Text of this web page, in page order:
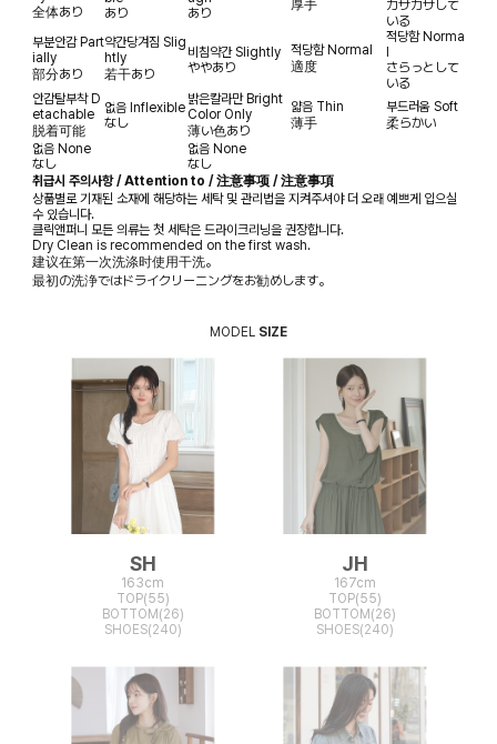
全体あり
あり
あり
厚手
カサカサして
いる
부분안감 Part
ially
部分あり
약간당겨짐 Slig
htly
若干あり
비침약간Slightly
ややあり
적당함 Normal
適度
적당함 Norma
さらっとして
いる
안감탈부착 D
etachable
脱着可能
없음 Inflexible
なし
밝은칼라만 Bright
Color Only
薄い色あり
얇음 Thin
薄手
부드러움 Soft
柔らかい
없음 None
なし
없음 None
なし
취급시 주의사항 / Attention to / 注意事项 / 注意事項
상품별로 기재된 소재에 해당하는 세탁 및 관리법을 지켜주셔야 더 오래 예쁘게 입으실
수 있습니다.
클릭앤퍼니 모든 의류는 첫 세탁은 드라이크리닝을 권장합니다.
Dry Clean is recommended on the first wash.
建议在第一次洗涤时使用干洗。
最初の洗浄ではドライクリーニングをお勧めします。
MODEL SIZE
SH
163cm
TOP(55)
BOTTOM(26)
SHOES(240)
JH
167cm
TOP(55)
BOTTOM(26)
SHOES(240)